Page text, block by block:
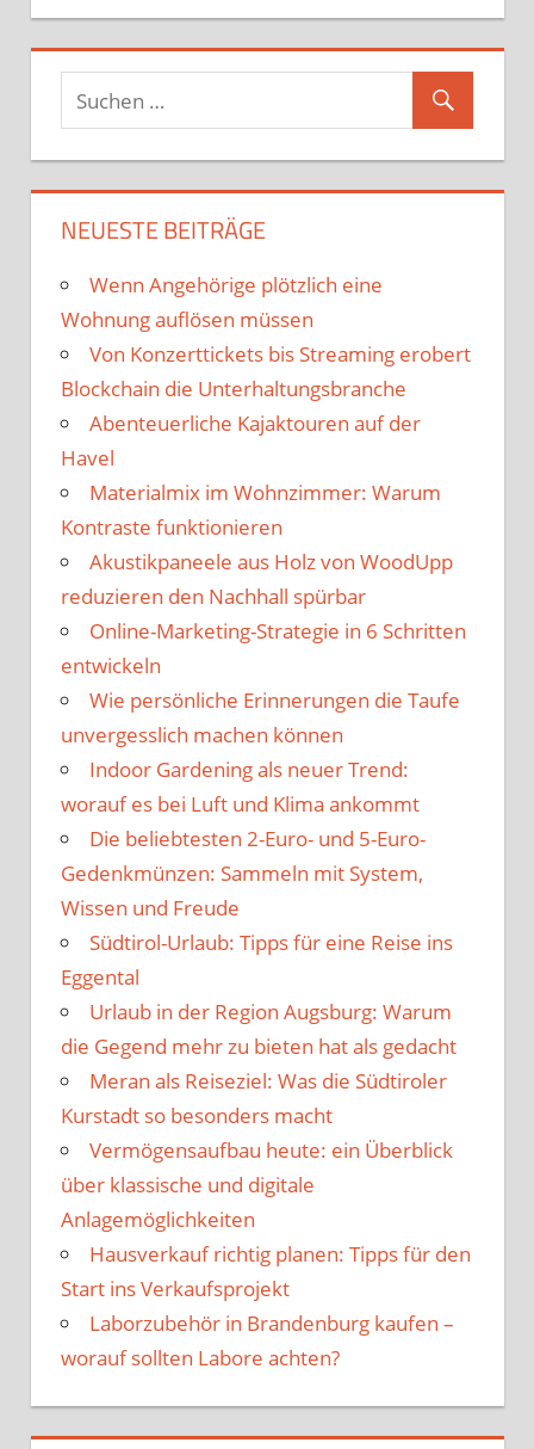
NEUESTE BEITRÄGE
Wenn Angehörige plötzlich eine
Wohnung auflösen müssen
Von Konzerttickets bis Streaming erobert
Blockchain die Unterhaltungsbranche
Abenteuerliche Kajaktouren auf der
Havel
Materialmix im Wohnzimmer: Warum
Kontraste funktionieren
Akustikpaneele aus Holz von WoodUpp
reduzieren den Nachhall spürbar
Online-Marketing-Strategie in 6 Schritten
entwickeln
Wie persönliche Erinnerungen die Taufe
unvergesslich machen können
Indoor Gardening als neuer Trend:
worauf es bei Luft und Klima ankommt
Die beliebtesten 2-Euro- und 5-Euro-
Gedenkmünzen: Sammeln mit System,
Wissen und Freude
Südtirol-Urlaub: Tipps für eine Reise ins
Eggental
Urlaub in der Region Augsburg: Warum
die Gegend mehr zu bieten hat als gedacht
Meran als Reiseziel: Was die Südtiroler
Kurstadt so besonders macht
Vermögensaufbau heute: ein Überblick
über klassische und digitale
Anlagemöglichkeiten
Hausverkauf richtig planen: Tipps für den
Start ins Verkaufsprojekt
Laborzubehör in Brandenburg kaufen –
worauf sollten Labore achten?